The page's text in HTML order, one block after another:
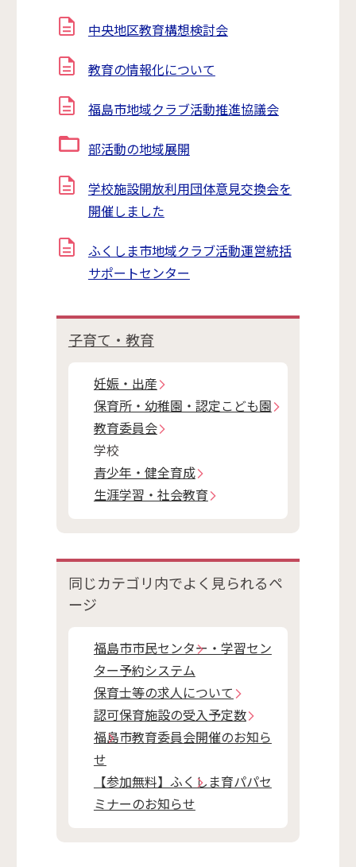
中央地区教育構想検討会
教育の情報化について
福島市地域クラブ活動推進協議会
部活動の地域展開
学校施設開放利用団体意見交換会を
開催しました
ふくしま市地域クラブ活動運営統括
サポートセンター
子育て・教育
妊娠・出産
保育所・幼稚園・認定こども園
教育委員会
学校
青少年・健全育成
生涯学習・社会教育
同じカテゴリ内でよく見られるペ
ージ
福島市市民センター・学習セン
ター予約システム
保育士等の求人について
認可保育施設の受入予定数
福島市教育委員会開催のお知ら
せ
【参加無料】ふくしま育パパセ
ミナーのお知らせ